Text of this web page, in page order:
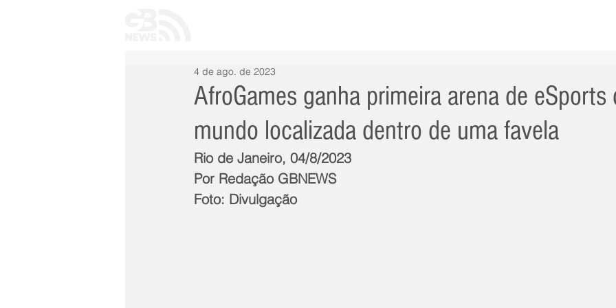
AfroGames ganha primeira arena de eSports
mundo localizada dentro de uma favela
4 de ago. de 2023
Rio de Janeiro, 04/8/2023
Por Redação GBNEWS
Foto: Divulgação